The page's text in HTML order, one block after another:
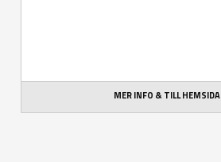
MER INFO & TILL HEMSIDA